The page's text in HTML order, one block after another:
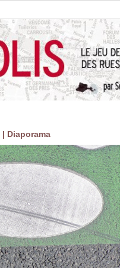
| Diaporama